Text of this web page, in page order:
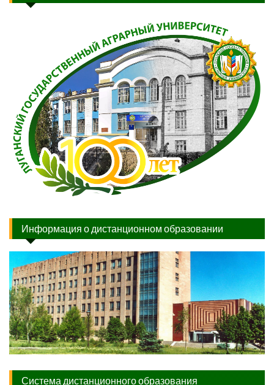
Информация о дистанционном образовании
Система дистанционного образования